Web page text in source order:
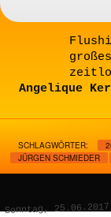
Angelique
SCHLAGWÖRTER:
JÜRGEN SCHMIEDER
Sonntag, 25.06.2017